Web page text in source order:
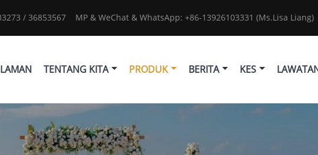
/ 36853567 MP & WeChat & WhatsApp: +86-13926103331 (Ms.Lisa Liang)
LAMAN TENTANG KITA PRODUK BERITA KES